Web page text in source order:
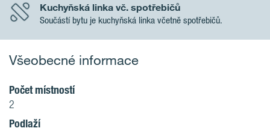
Kuchyňská linka vč. spotřebičů
Součástí bytu je kuchyňská linka včetně spotřebičů.
Všeobecné informace
Počet místností
2
Podlaží